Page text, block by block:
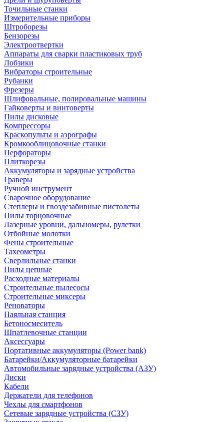
Точильные станки
Измерительные приборы
Штроборезы
Бензорезы
Электроотвертки
Аппараты для сварки пластиковых труб
Лобзики
Вибраторы строительные
Рубанки
Фрезеры
Шлифовальные, полировальные машины
Гайковерты и винтоверты
Пилы дисковые
Компрессоры
Краскопульты и аэрографы
Кромкооблицовочные станки
Перфораторы
Плиткорезы
Аккумуляторы и зарядные устройства
Граверы
Ручной инструмент
Сварочное оборудование
Степлеры и гвоздезабивные пистолеты
Пилы торцовочные
Лазерные уровни, дальномеры, рулетки
Отбойные молотки
Фены строительные
Тахеометры
Сверлильные станки
Пилы цепные
Расходные материалы
Строительные пылесосы
Строительные миксеры
Реноваторы
Паяльная станция
Бетоносмеситель
Шпатлевочные станции
Аксессуары
Портативные аккумуляторы (Power bank)
Батарейки/Аккумуляторные батарейки
Автомобильные зарядные устройства (АЗУ)
Диски
Кабели
Держатели для телефонов
Чехлы для смартфонов
Сетевые зарядные устройства (СЗУ)